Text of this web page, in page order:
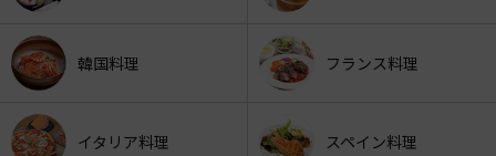
韓国料理 フランス料理
イタリア料理 スペイン料理